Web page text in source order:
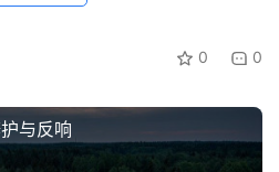
0 0
与反响